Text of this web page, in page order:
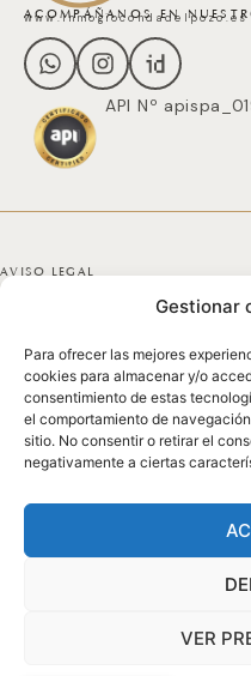
Gestionar
Para ofrecer las mejores
cookies para almacenar y/o
consentimiento de estas
el comportamiento de
sitio. No consentir o retirar el
negativamente a ciertas
VER
ACOMPÁÑANOS EN
www.inmogiocondadelpozo.es
API Nº
AVISO LEGAL
POLÍTICA DE COOKIES
DECLARACIÓN DE ACCESIBILIDAD
MAPA DEL SITIO
© 2025